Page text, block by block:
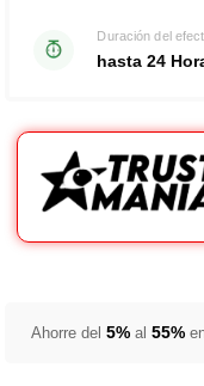
Duración del
hasta 24
Ahorre del5%al55%